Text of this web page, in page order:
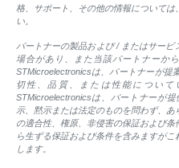
格、サポート、その他の情報について
い。
パートナーの製品および / またはサー
場合があり、また当該パートナーか
STMicroelectronicsは、パートナーが提
切性、品質、または性能について
STMicroelectronicsは、パートナーが
示、黙示または法定のものを問わず、
の適合性、権原、非侵害の保証および
ら生ずる保証および条件を含みますが
します。